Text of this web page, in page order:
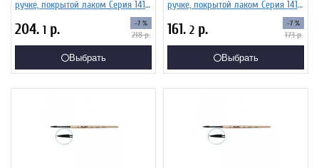
ручке, покрытой лаком Серия 1410
204. 1 р. -7 %
218р.
Выбрать
ручке, покрытой лаком Серия 1410
161. 2 р. -7 %
173р.
Выбрать